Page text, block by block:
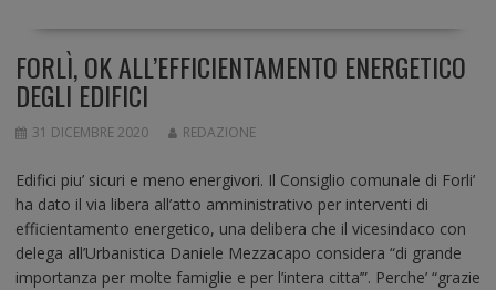
FORLÌ, OK ALL’EFFICIENTAMENTO ENERGETICO
DEGLI EDIFICI
31 DICEMBRE 2020 REDAZIONE
Edifici piu’ sicuri e meno energivori. Il Consiglio comunale di Forli’
ha dato il via libera all’atto amministrativo per interventi di
efficientamento energetico, una delibera che il vicesindaco con
delega all’Urbanistica Daniele Mezzacapo considera “di grande
importanza per molte famiglie e per l’intera citta’”. Perche’ “grazie